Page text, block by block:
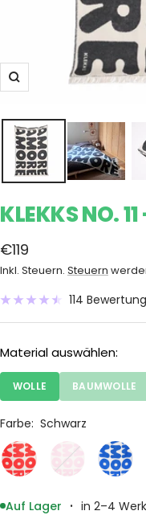
Zoom
KLEKKS NO.
Angebotspreis
€119
Inkl. Steuern. Steuern
114
Material auswählen:
WOLLE BAUMWOLLE
Farbe: Schwarz
Rot
Rosa Blau
Auf Lager · in 2–4